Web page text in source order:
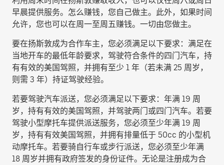
早晨提供服务。怎么赚钱，您自己做主。此外，如果时间
允许，您也可以在周一至周五赚钱。一切由您做主。
要在扬斯敦成为合作车主，您必须满足以下要求：满足在
当地开车的最低年龄要求，驾驶符合条件的四门汽车，持
有有效的美国驾照，并拥有至少 1 年（若未满 25 周岁，
则需 3 年）持证驾驶经验。
若要驾驶汽车派送，您必须满足以下要求：年满 19 周
岁，持有有效的美国驾照，并驾驶两门或四门汽车。若要
驾驶小型摩托车提供派送服务，您必须至少年满 19 周
岁，持有有效美国驾照，并拥有排量低于 50cc 的小型机
动摩托车。若要骑自行车或步行派送，您必须至少年满
18 周岁并拥有政府签发的身份证件。无论是注册成为合